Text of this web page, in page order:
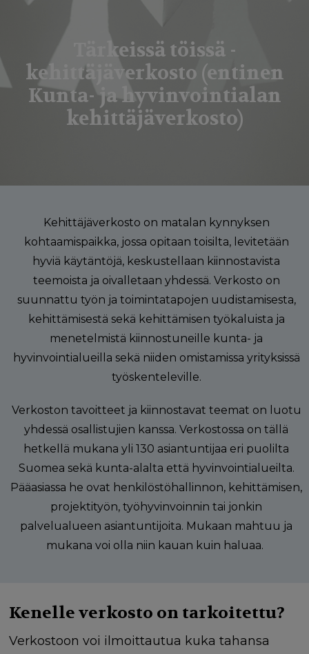
i
o
n
Tärkeissä töissä -
kehittäjäverkosto (entinen
Kunta- ja hyvinvointialan
kehittäjäverkosto)
Kehittäjäverkosto on matalan kynnyksen
kohtaamispaikka, jossa opitaan toisilta, levitetään
hyviä käytäntöjä, keskustellaan kiinnostavista
teemoista ja oivalletaan yhdessä. Verkosto on
suunnattu työn ja toimintatapojen uudistamisesta,
kehittämisestä sekä kehittämisen työkaluista ja
menetelmistä kiinnostuneille kunta- ja
hyvinvointialueilla sekä niiden omistamissa yrityksissä
työskenteleville.
Verkoston tavoitteet ja kiinnostavat teemat on luotu
yhdessä osallistujien kanssa. Verkostossa on tällä
hetkellä mukana yli 130 asiantuntijaa eri puolilta
Suomea sekä kunta-alalta että hyvinvointialueilta.
Pääasiassa he ovat henkilöstöhallinnon, kehittämisen,
projektityön, työhyvinvoinnin tai jonkin
palvelualueen asiantuntijoita. Mukaan mahtuu ja
mukana voi olla niin kauan kuin haluaa.
Kenelle verkosto on tarkoitettu?
Verkostoon voi ilmoittautua kuka tahansa